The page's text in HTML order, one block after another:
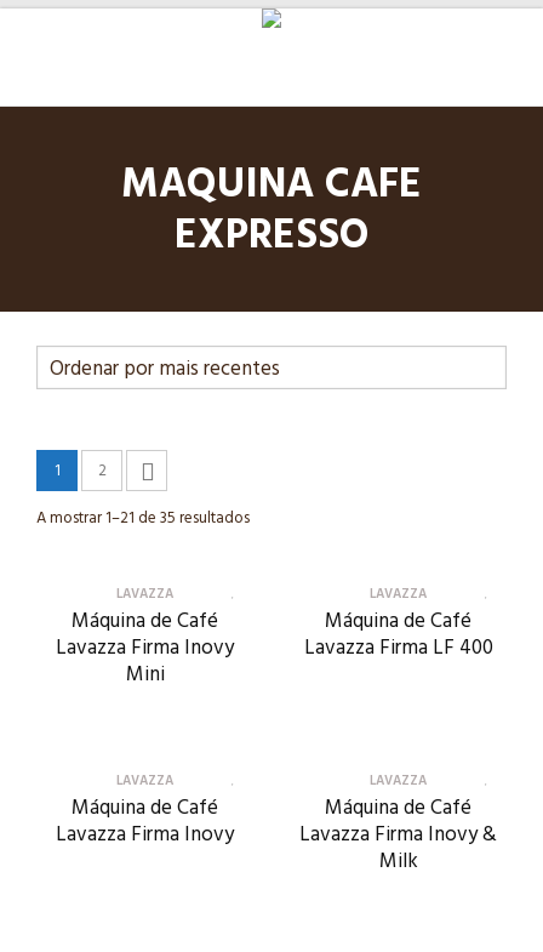
MAQUINA CAFE
EXPRESSO
1
2
A mostrar 1–21 de 35 resultados
LAVAZZA
Máquina de Café
Lavazza Firma Inovy
Mini
LAVAZZA
Máquina de Café
Lavazza Firma LF 400
LAVAZZA
Máquina de Café
Lavazza Firma Inovy
LAVAZZA
Máquina de Café
Lavazza Firma Inovy &
Milk